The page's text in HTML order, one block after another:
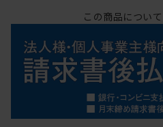
この商品につい